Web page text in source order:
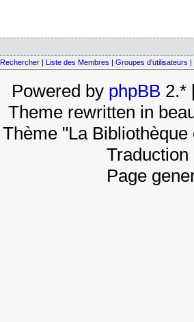
Rechercher | Liste des Membres | Groupes d'utilisateurs |
Powered by phpBB 2.*
Theme rewritten in
Thème "La
Page